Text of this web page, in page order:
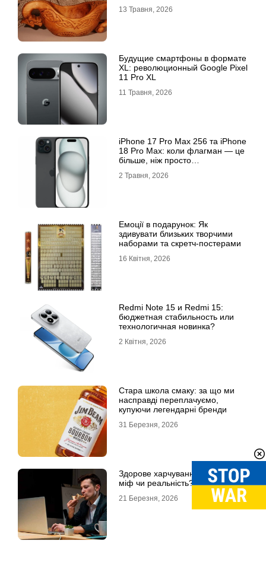
13 Травня, 2026
Будущие смартфоны в формате
XL: революционный Google Pixel
11 Pro XL
11 Травня, 2026
iРhone 17 Рro Мax 256 та iРhone
18 Рro Мax: коли флагман — це
більше, ніж просто
2 Травня, 2026
Емоції в подарунок: Як
здивувати близьких творчими
наборами та скретч-постерами
16 Квітня, 2026
Redmi Note 15 и Redmi 15:
бюджетная стабильность или
технологичная новинка?
2 Квітня, 2026
Стара школа смаку: за що ми
насправді переплачуємо,
купуючи легендарні бренди
31 Березня, 2026
Здорове харчування на роботі:
міф чи реальність?
21 Березня, 2026